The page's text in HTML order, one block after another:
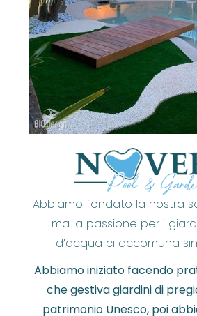
Abbiamo fondato la nostra
ma la passione per i
d’acqua ci accomuna
Abbiamo iniziato facendo
che gestiva giardini di
patrimonio Unesco, poi